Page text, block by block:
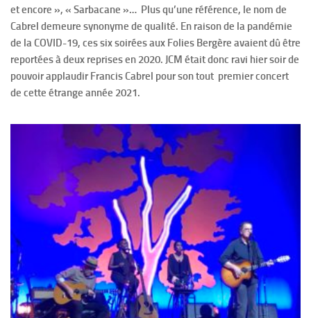
et encore », « Sarbacane »… Plus qu’une référence, le nom de
Cabrel demeure synonyme de qualité. En raison de la pandémie
de la COVID-19, ces six soirées aux Folies Bergère avaient dû être
reportées à deux reprises en 2020. JCM était donc ravi hier soir de
pouvoir applaudir Francis Cabrel pour son tout premier concert
de cette étrange année 2021.